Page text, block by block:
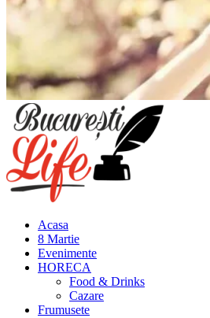
Meniu
principal
Acasa
8 Martie
Evenimente
HORECA
Food & Drinks
Cazare
Frumusete